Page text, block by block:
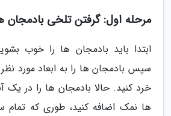
مرحله اول: گرفتن تلخی بادمجان
ابتدا باید بادمجان ها را خوب
سپس بادمجان ها را به ابعاد مورد
خرد کنید. حالا بادمجان ها را در
ها نمک اضافه کنید، طوری که تمام